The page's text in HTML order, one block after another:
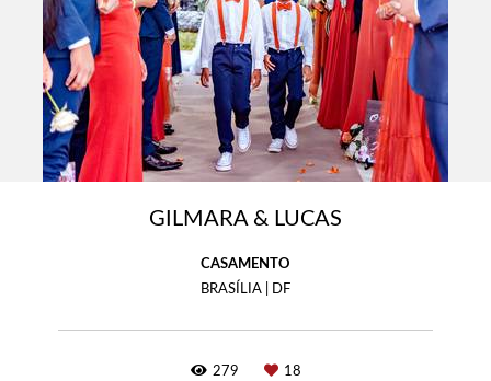
GILMARA & LUCAS
CASAMENTO
BRASÍLIA | DF
279 18